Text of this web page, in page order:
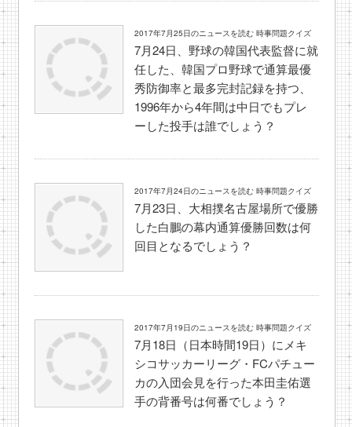
2017年7月25日のニュースを読む 時事問題クイズ
7月24日、野球の韓国代表監督に就
任した、韓国プロ野球で通算最優
秀防御率と最多完封記録を持つ、
1996年から4年間は中日でもプレ
ーした投手は誰でしょう？
2017年7月24日のニュースを読む 時事問題クイズ
7月23日、大相撲名古屋場所で優勝
した白鵬の幕内通算優勝回数は何
回目となるでしょう？
2017年7月19日のニュースを読む 時事問題クイズ
7月18日（日本時間19日）にメキ
シコサッカーリーグ・FCパチュー
カの入団会見を行った本田圭佑選
手の背番号は何番でしょう？